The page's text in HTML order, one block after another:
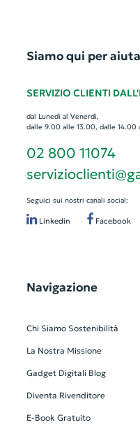
Siamo qui per
SERVIZIO CLIENTI
dal Lunedì al Venerdì,
dalle 9.00 alle 13.00, dalle 14.00
02 800 11074
Seguici sui nostri canali social:
Linkedin Facebook
Navigazione
Chi Siamo Sostenibilità
La Nostra Missione
Gadget Digitali Blog
Diventa Rivenditore
E-Book Gratuito